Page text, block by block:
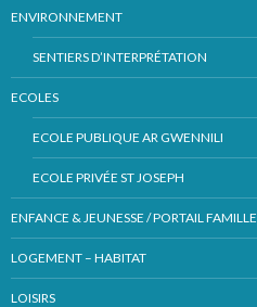
ENVIRONNEMENT
SENTIERS D’INTERPRÉTATION
ECOLES
ECOLE PUBLIQUE AR GWENNILI
ECOLE PRIVÉE ST JOSEPH
ENFANCE & JEUNESSE / PORTAIL FAMILLE
LOGEMENT – HABITAT
LOISIRS